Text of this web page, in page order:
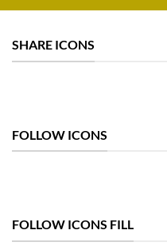
SHARE ICONS
FOLLOW ICONS
FOLLOW ICONS FILL